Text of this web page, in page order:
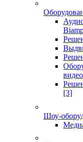
[3]
Шоу-